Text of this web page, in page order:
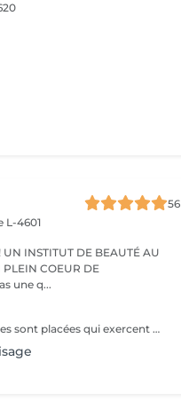
56
L-4601
PLEIN COEUR DE
pas une q...
Auriculothérapie c'est petites sphères sont placées qui exercent une pression aux points réflexes de l'oreille. Ils peuvent aider à soulager la douleur, l'anxiété, le stress, inconfort, syndrome prémenstruel, entre autres